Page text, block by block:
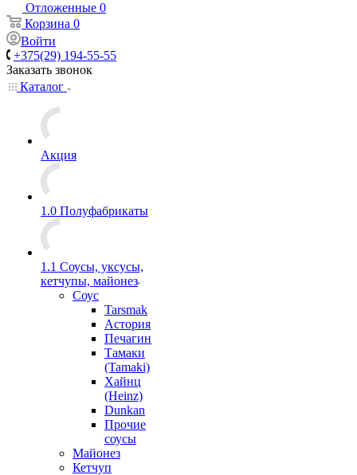
Отложенные 0
Корзина 0
Войти
+375(29) 194-55-55
Заказать звонок
Каталог
Акция
1.0 Полуфабрикаты
1.1 Соусы, уксусы,
кетчупы, майонез
Соус
Tarsmak
Астория
Печагин
Тамаки
(Tamaki)
Хайнц
(Heinz)
Dunkan
Прочие
соусы
Майонез
Кетчуп